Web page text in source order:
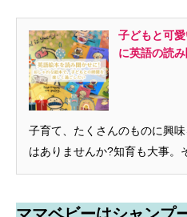
子どもと可
に英語の読
子育て、たくさんのものに興
はありませんか?知育も大事。